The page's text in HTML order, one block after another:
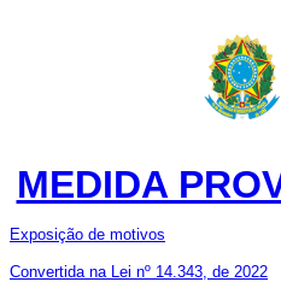
MEDIDA
Exposição de motivos
Convertida na Lei nº 14.343, de 2022